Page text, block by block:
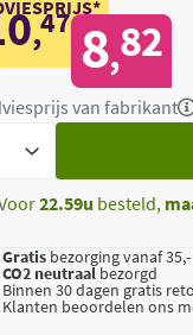
,47 8,82
van fabrikant
22.59u besteld,
Gratis bezorging vanaf
CO2 neutraalbezorgd
Binnen 30 dagen gratis
Klanten beoordelen ons